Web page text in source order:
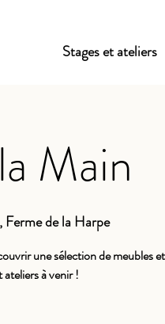
Stages et ateliers
Main
Ferme de la Harpe
une sélection de meubles
ateliers à venir !